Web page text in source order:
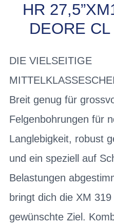
HR
DEORE
DIE VIELSEITIGE
Breit genug für
Felgenbohrungen für
Langlebigkeit, robust
und ein speziell auf
Belastungen
bringt dich die XM
gewünschte Ziel.